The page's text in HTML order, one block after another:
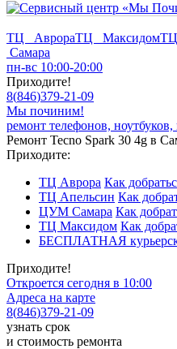
ТЦ АврораТЦ Максидом
Самара
пн-вс 10:00-20:00
Приходите!
8(846)379-21-09
Мы починим!
ремонт телефонов,
Ремонт Tecno Spark 30 4g в
Приходите:
ТЦ Аврора Как
ТЦ Апельсин Как
ЦУМ Самара Как
ТЦ Максидом Как
БЕСПЛАТНАЯ
Приходите!
Откроется сегодня в 10:00
Адреса на карте
8(846)379-21-09
узнать срок
и стоимость ремонта